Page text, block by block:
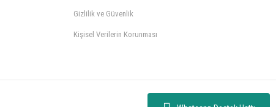
Gizlilik ve Güvenlik
Kişisel Verilerin Korunması